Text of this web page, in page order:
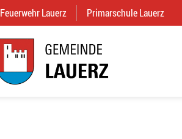
Feuerwehr Lauerz (External Link)
Primarschule Lauerz